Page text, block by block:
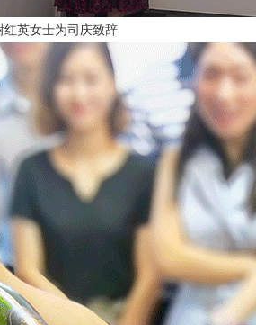
红英女士为司庆致辞